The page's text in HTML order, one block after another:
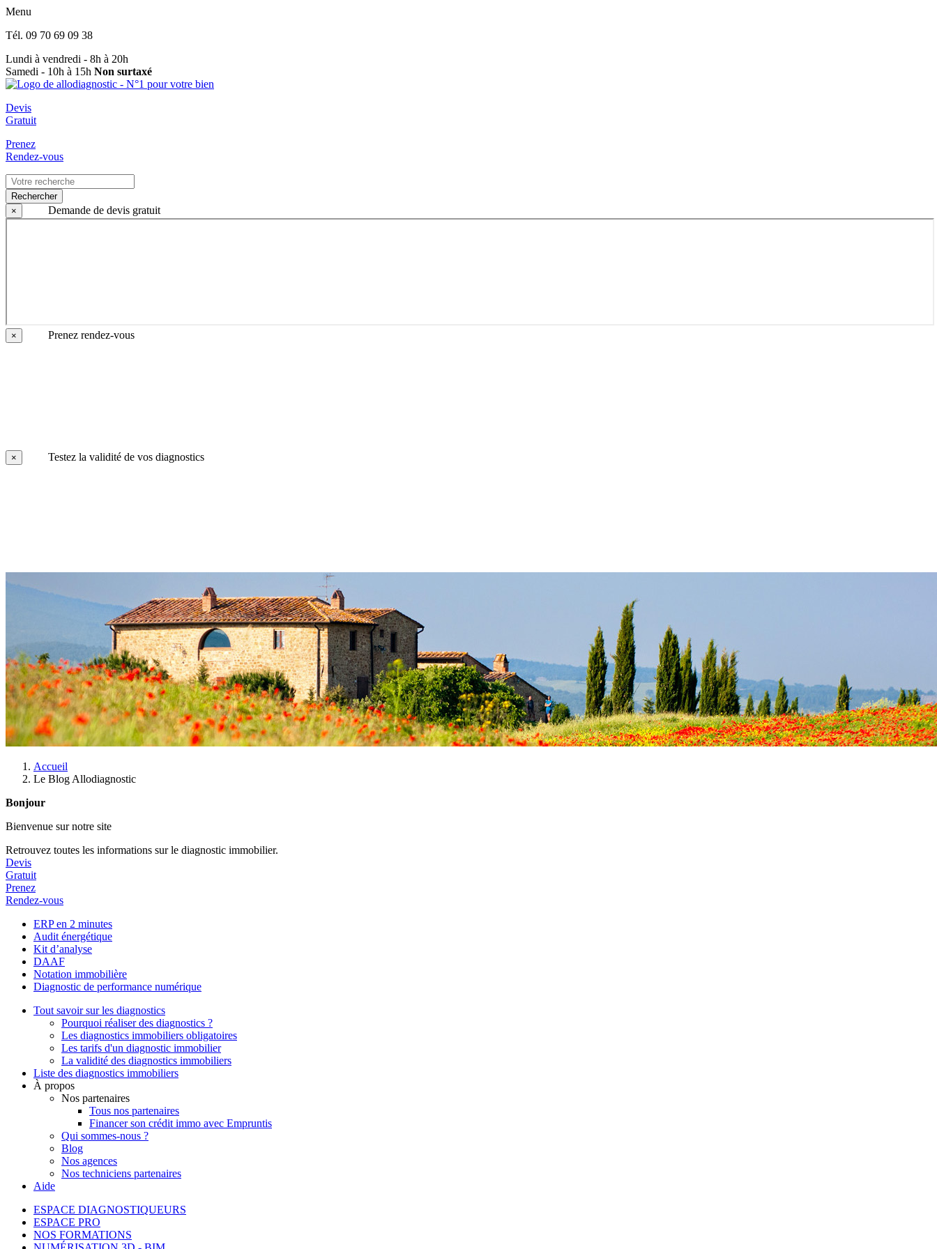
Menu
Tél. 09 70 69 09 38
Lundi à vendredi - 8h à 20h
Samedi - 10h à 15h Non surtaxé
Devis
Gratuit
Prenez
Rendez-vous
Rechercher
×
Demande de devis gratuit
× Prenez rendez-vous
× Testez la validité de vos diagnostics
Accueil
Le Blog Allodiagnostic
Bonjour
Bienvenue sur notre site
Retrouvez toutes les informations sur le diagnostic immobilier.
Devis
Gratuit
Prenez
Rendez-vous
ERP en 2 minutes
Audit énergétique
Kit d’analyse
DAAF
Notation immobilière
Diagnostic de performance numérique
Tout savoir sur les diagnostics
Pourquoi réaliser des diagnostics ?
Les diagnostics immobiliers obligatoires
Les tarifs d'un diagnostic immobilier
La validité des diagnostics immobiliers
Liste des diagnostics immobiliers
À propos
Nos partenaires
Tous nos partenaires
Financer son crédit immo avec Empruntis
Qui sommes-nous ?
Blog
Nos agences
Nos techniciens partenaires
Aide
ESPACE DIAGNOSTIQUEURS
ESPACE PRO
NOS FORMATIONS